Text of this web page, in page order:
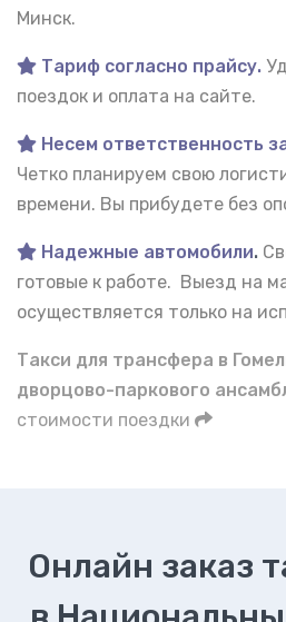
Минск.
Тариф согласно прайсу.
поездок и оплата на сайте.
Несем ответственность
Четко планируем свою
времени. Вы прибудете без
Надежные автомобили.
готовые к работе. Выезд на
осуществляется только на
Такси для трансфера в
дворцово-паркового
стоимости поездки
Онлайн заказ